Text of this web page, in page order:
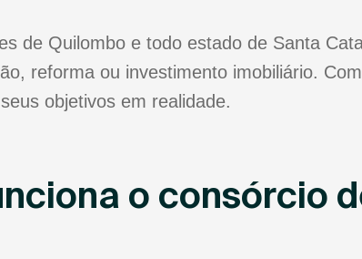
de Quilombo e todo estado de Santa
reforma ou investimento imobiliário.
objetivos em realidade.
o consórcio